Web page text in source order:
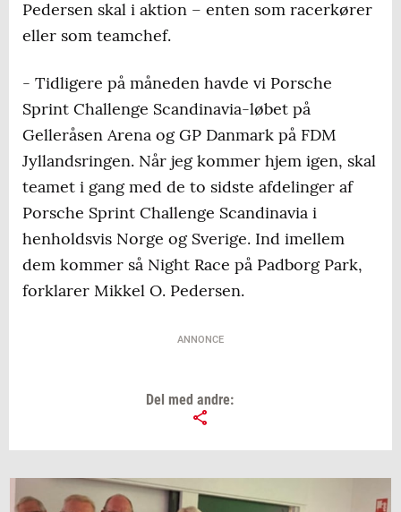
Pedersen skal i aktion – enten som racerkører
eller som teamchef.
- Tidligere på måneden havde vi Porsche
Sprint Challenge Scandinavia-løbet på
Gelleråsen Arena og GP Danmark på FDM
Jyllandsringen. Når jeg kommer hjem igen, skal
teamet i gang med de to sidste afdelinger af
Porsche Sprint Challenge Scandinavia i
henholdsvis Norge og Sverige. Ind imellem
dem kommer så Night Race på Padborg Park,
forklarer Mikkel O. Pedersen.
ANNONCE
Del med andre: